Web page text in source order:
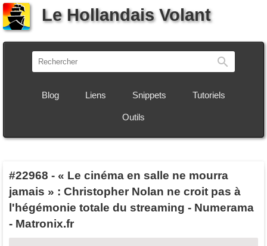
Le Hollandais Volant
Blog Liens Snippets Tutoriels
Outils
#22968 - « Le cinéma en salle ne mourra
jamais » : Christopher Nolan ne croit pas à
l'hégémonie totale du streaming - Numerama
- Matronix.fr